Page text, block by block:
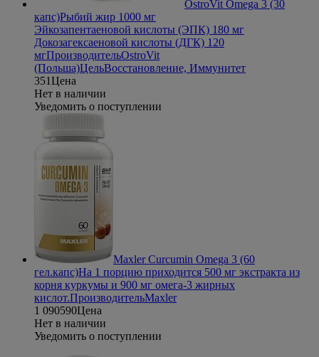
OstroVit Omega 3 (30
капс)Рыбий жир 1000 мг
Эйкозапентаеновой кислоты (ЭПК) 180 мг
Докозагексаеновой кислоты (ДГК) 120
мгПроизводительOstroVit
(Польша)ЦельВосстановление, Иммунитет
351Цена
Нет в наличии
Уведомить о поступлении
Maxler Curcumin Omega 3 (60
гел.капс)На 1 порцию приходится 500 мг экстракта из
корня куркумы и 900 мг омега-3 жирных
кислот.ПроизводительMaxler
1 090590Цена
Нет в наличии
Уведомить о поступлении